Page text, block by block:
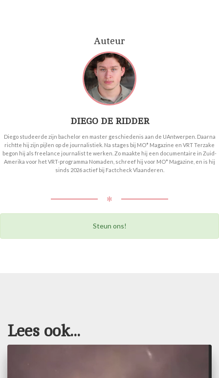
Auteur
DIEGO DE RIDDER
Diego studeerde zijn bachelor en master geschiedenis aan de UAntwerpen. Daarna
richtte hij zijn pijlen op de journalistiek. Na stages bij MO* Magazine en VRT Terzake
begon hij als freelance journalist te werken. Zo maakte hij een documentaire in Zuid-
Amerika voor het VRT-programma Nomaden, schreef hij voor MO* Magazine, en is hij
sinds 2026 actief bij Factcheck Vlaanderen.
✻
Steun ons!
Lees ook...